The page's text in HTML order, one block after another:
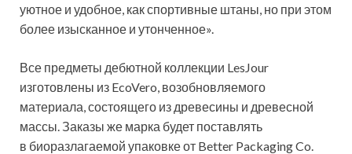
уютное и удобное, как спортивные штаны, но при этом
более изысканное и утонченное».
Все предметы дебютной коллекции LesJour
изготовлены из EcoVero, возобновляемого
материала, состоящего из древесины и древесной
массы. Заказы же марка будет поставлять
в биоразлагаемой упаковке от Better Packaging Co.